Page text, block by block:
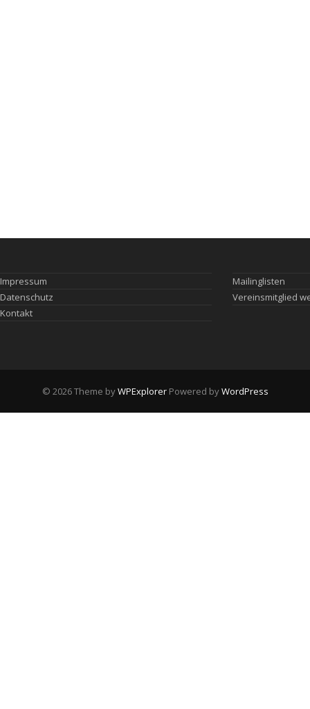
Impressum
Datenschutz
Kontakt
Mailinglisten
Vereinsmitglied
© 2026 Theme byWPExplorerPowered byWordPress